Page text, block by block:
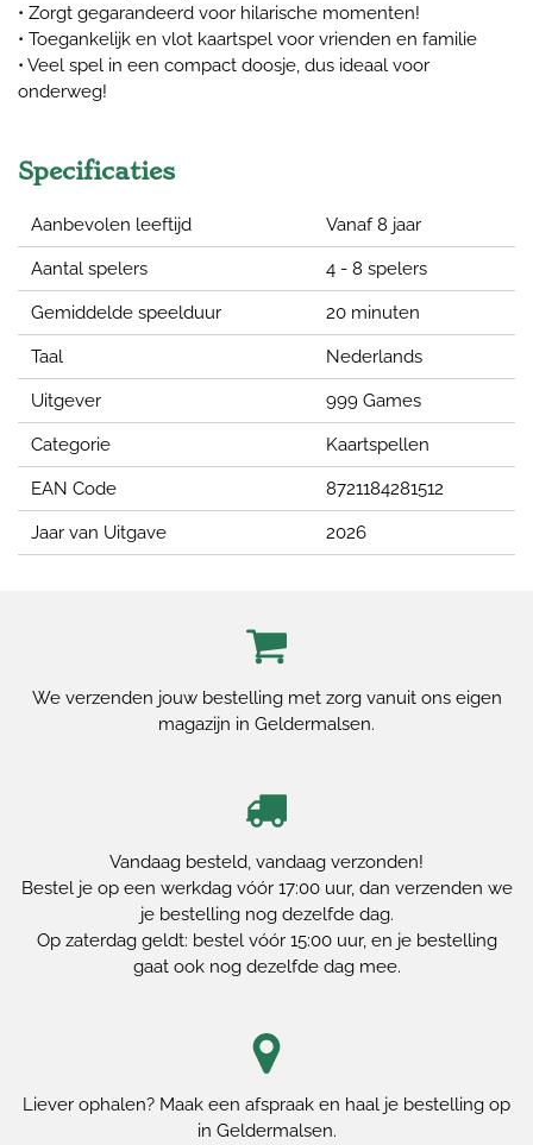
• Zorgt gegarandeerd voor hilarische momenten!
• Toegankelijk en vlot kaartspel voor vrienden en familie
• Veel spel in een compact doosje, dus ideaal voor
onderweg!
Specificaties
Aanbevolen leeftijd Vanaf 8 jaar
Aantal spelers 4 - 8 spelers
Gemiddelde speelduur 20 minuten
Taal Nederlands
Uitgever 999 Games
Categorie Kaartspellen
EAN Code 8721184281512
Jaar van Uitgave 2026
We verzenden jouw bestelling met zorg vanuit ons eigen
magazijn in Geldermalsen.
Vandaag besteld, vandaag verzonden!
Bestel je op een werkdag vóór 17:00 uur, dan verzenden we
je bestelling nog dezelfde dag.
Op zaterdag geldt: bestel vóór 15:00 uur, en je bestelling
gaat ook nog dezelfde dag mee.
Liever ophalen? Maak een afspraak en haal je bestelling op
in Geldermalsen.